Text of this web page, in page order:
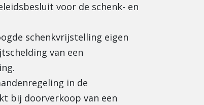
voor de schenk- en
schenkvrijstelling eigen
van een
in de
bij doorverkoop van een